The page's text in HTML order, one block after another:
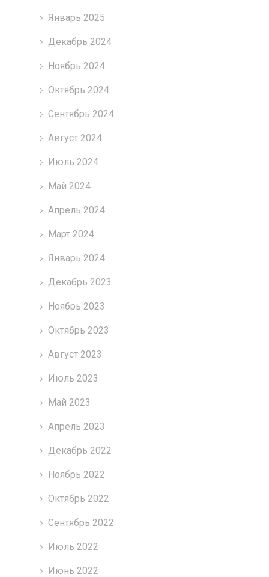
Январь 2025
Декабрь 2024
Ноябрь 2024
Октябрь 2024
Сентябрь 2024
Август 2024
Июль 2024
Май 2024
Апрель 2024
Март 2024
Январь 2024
Декабрь 2023
Ноябрь 2023
Октябрь 2023
Август 2023
Июль 2023
Май 2023
Апрель 2023
Декабрь 2022
Ноябрь 2022
Октябрь 2022
Сентябрь 2022
Июль 2022
Июнь 2022